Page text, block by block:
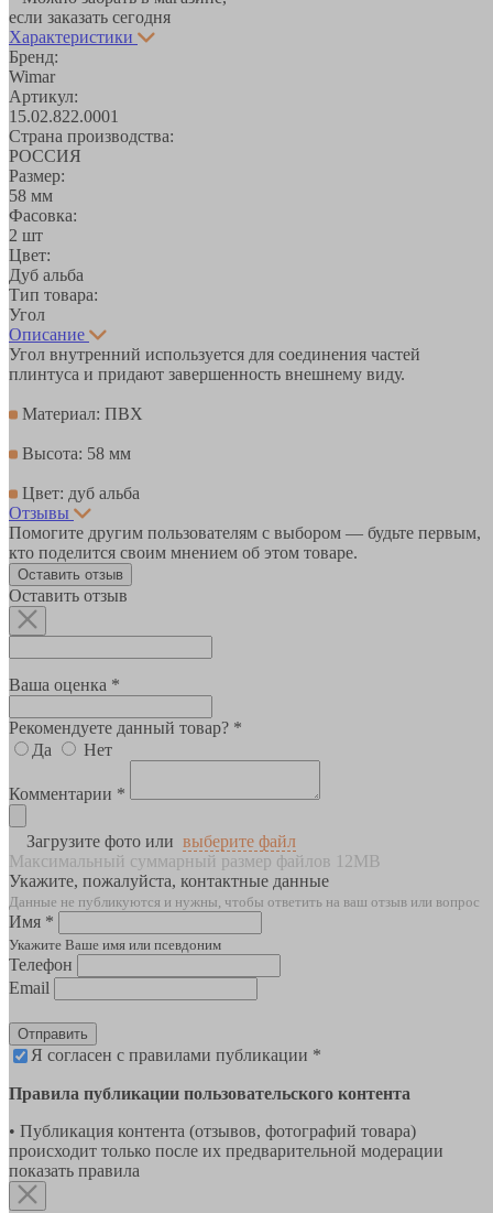
если заказать сегодня
Характеристики
Бренд:
Wimar
Артикул:
15.02.822.0001
Страна производства:
РОССИЯ
Размер:
58 мм
Фасовка:
2 шт
Цвет:
Дуб альба
Тип товара:
Угол
Описание
Угол внутренний используется для соединения частей
плинтуса и придают завершенность внешнему виду.
Материал: ПВХ
Высота: 58 мм
Цвет: дуб альба
Отзывы
Помогите другим пользователям с выбором — будьте первым,
кто поделится своим мнением об этом товаре.
Оставить отзыв
Оставить отзыв
Ваша оценка *
Рекомендуете данный товар? *
Да
Нет
Комментарии *
Загрузите фото или выберите файл
Максимальный суммарный размер файлов 12MB
Укажите, пожалуйста, контактные данные
Данные не публикуются и нужны, чтобы ответить на ваш отзыв или вопрос
Имя *
Укажите Ваше имя или псевдоним
Телефон
Email
Отправить
Я согласен с правилами публикации *
Правила публикации пользовательского контента
• Публикация контента (отзывов, фотографий товара)
происходит только после их предварительной модерации
показать правила